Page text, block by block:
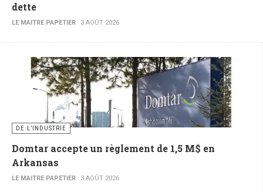
dette
LE MAITRE PAPETIER 3 AOÛT 2026
DE L’INDUSTRIE
Domtar accepte un règlement de 1,5 M$ en
Arkansas
LE MAITRE PAPETIER 3 AOÛT 2026